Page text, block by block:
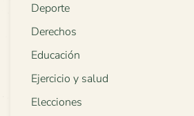
Deporte
Derechos
Educación
Ejercicio y salud
Elecciones